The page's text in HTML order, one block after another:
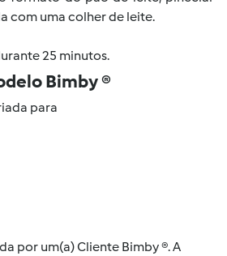
com uma colher de leite.
25 minutos.
Bimby ®
para
por um(a) Cliente Bimby ®. A